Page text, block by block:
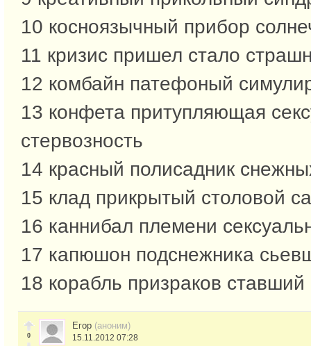
10 косноязычный прибор
11 кризис пришел стало
12 комбайн патефоный
13 конфета притупляющая
стервозность
14 красный полисадник
15 клад прикрытый столовой
16 каннибал племени
17 капюшон подснежника
18 корабль призраков
0
Егор (аноним)
15.11.2012 07:28